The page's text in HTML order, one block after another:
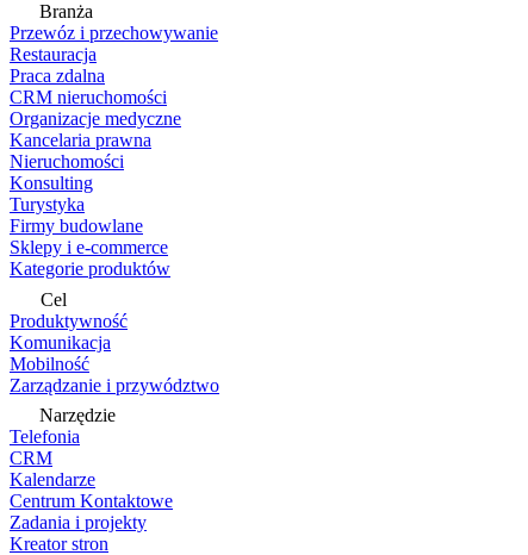
Branża
Przewóz i przechowywanie
Restauracja
Praca zdalna
CRM nieruchomości
Organizacje medyczne
Kancelaria prawna
Nieruchomości
Konsulting
Turystyka
Firmy budowlane
Sklepy i e-commerce
Kategorie produktów
Cel
Produktywność
Komunikacja
Mobilność
Zarządzanie i przywództwo
Narzędzie
Telefonia
CRM
Kalendarze
Centrum Kontaktowe
Zadania i projekty
Kreator stron